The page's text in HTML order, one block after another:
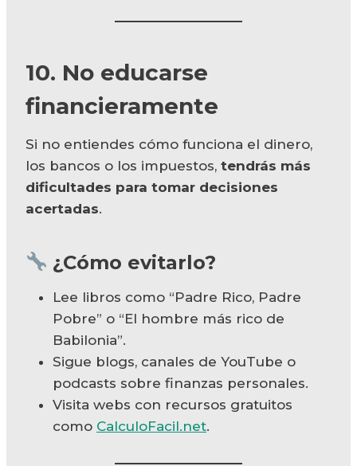
10. No educarse
financieramente
Si no entiendes cómo funciona el dinero,
los bancos o los impuestos, tendrás más
dificultades para tomar decisiones
acertadas.
¿Cómo evitarlo?
Lee libros como “Padre Rico, Padre
Pobre” o “El hombre más rico de
Babilonia”.
Sigue blogs, canales de YouTube o
podcasts sobre finanzas personales.
Visita webs con recursos gratuitos
como CalculoFacil.net.